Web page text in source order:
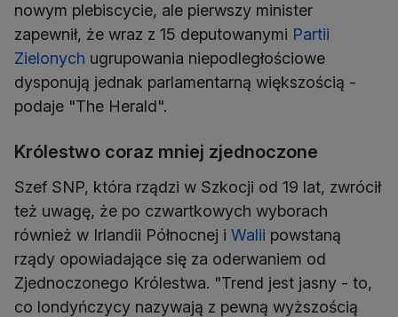
nowym plebiscycie, ale pierwszy minister
zapewnił, że wraz z 15 deputowanymi Partii
Zielonych ugrupowania niepodległościowe
dysponują jednak parlamentarną większością -
podaje "The Herald".
Królestwo coraz mniej zjednoczone
Szef SNP, która rządzi w Szkocji od 19 lat, zwrócił
też uwagę, że po czwartkowych wyborach
również w Irlandii Północnej i Walii powstaną
rządy opowiadające się za oderwaniem od
Zjednoczonego Królestwa. "Trend jest jasny - to,
co londyńczycy nazywają z pewną wyższością